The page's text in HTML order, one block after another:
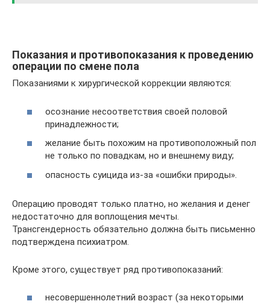
Показания и противопоказания к проведению
операции по смене пола
Показаниями к хирургической коррекции являются:
осознание несоответствия своей половой
принадлежности;
желание быть похожим на противоположный пол
не только по повадкам, но и внешнему виду;
опасность суицида из-за «ошибки природы».
Операцию проводят только платно, но желания и денег
недостаточно для воплощения мечты.
Трансгендерность обязательно должна быть письменно
подтверждена психиатром.
Кроме этого, существует ряд противопоказаний:
несовершеннолетний возраст (за некоторыми